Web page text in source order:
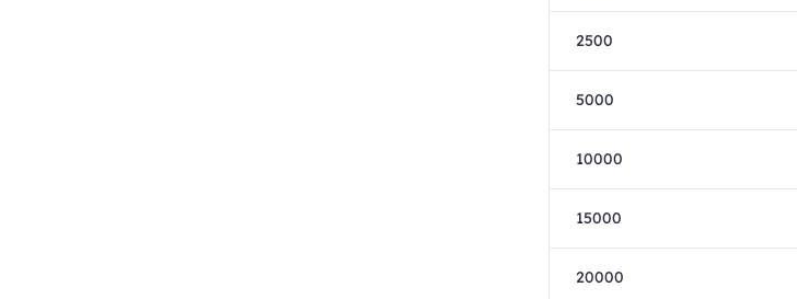
2500
5000
10000
15000
20000